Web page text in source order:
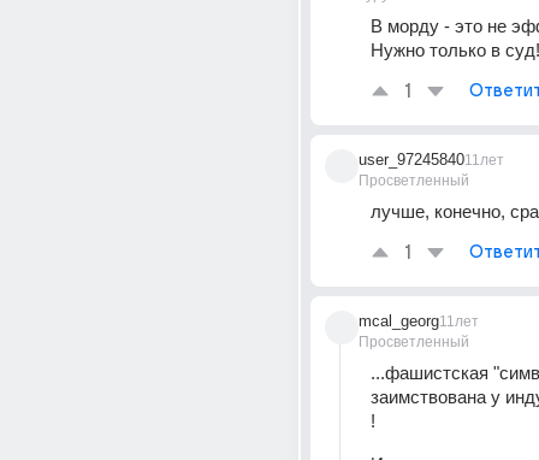
В морду - это не
Нужно только в суд!
1
user_97245840
Просветленный
11лет
лучше, конечно,
1
mcal_georg
Просветленный
11лет
...фашистская
заимствована у
!